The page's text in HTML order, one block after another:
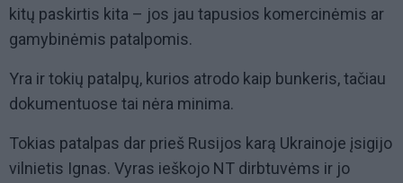
kitų paskirtis kita – jos jau tapusios komercinėmis ar
gamybinėmis patalpomis.
Yra ir tokių patalpų, kurios atrodo kaip bunkeris, tačiau
dokumentuose tai nėra minima.
Tokias patalpas dar prieš Rusijos karą Ukrainoje įsigijo
vilnietis Ignas. Vyras ieškojo NT dirbtuvėms ir jo